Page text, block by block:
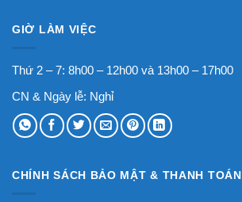
GIỜ LÀM VIỆC
Thứ 2 – 7: 8h00 – 12h00 và 13h00 – 17h00
CN & Ngày lễ: Nghỉ
CHÍNH SÁCH BẢO MẬT & THANH TOÁN